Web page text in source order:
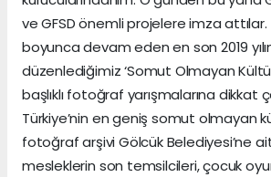
ve GFSD önemli projelere imza attılar.
boyunca devam eden en son 2019
düzenlediğimiz ‘Somut Olmayan
başlıklı fotoğraf yarışmalarına dikkat
Türkiye’nin en geniş somut olmayan
fotoğraf arşivi Gölcük Belediyesi’ne
mesleklerin son temsilcileri, çocuk